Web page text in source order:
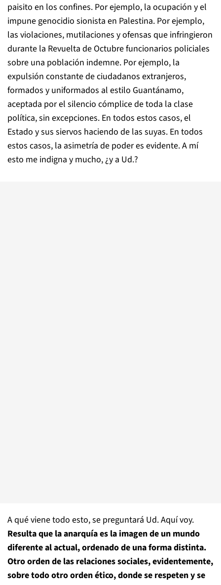
paisito en los confines. Por ejemplo, la ocupación y el
impune genocidio sionista en Palestina. Por ejemplo,
las violaciones, mutilaciones y ofensas que infringieron
durante la Revuelta de Octubre funcionarios policiales
sobre una población indemne. Por ejemplo, la
expulsión constante de ciudadanos extranjeros,
formados y uniformados al estilo Guantánamo,
aceptada por el silencio cómplice de toda la clase
política, sin excepciones. En todos estos casos, el
Estado y sus siervos haciendo de las suyas. En todos
estos casos, la asimetría de poder es evidente. A mí
esto me indigna y mucho, ¿y a Ud.?
A qué viene todo esto, se preguntará Ud. Aquí voy.
Resulta que la anarquía es la imagen de un mundo
diferente al actual, ordenado de una forma distinta.
Otro orden de las relaciones sociales, evidentemente,
sobre todo otro orden ético, donde se respeten y se